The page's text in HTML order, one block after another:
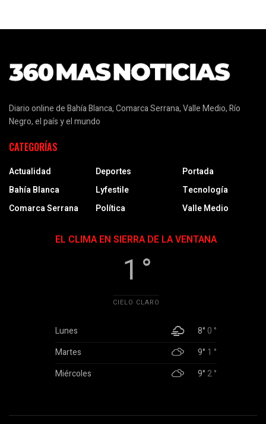
Diario online de Bahía Blanca, Comarca Serrana, Valle Medio, Río
Negro, el país y el mundo
CATEGORÍAS
Actualidad
Bahía Blanca
Comarca Serrana
Deportes
Lyfestile
Política
Portada
Tecnología
Valle Medio
EL CLIMA EN SIERRA DE LA VENTANA
1 °
CIELO CLARO
Lunes 8°0 °
Martes
9° 1 °
Miércoles
9°2 °